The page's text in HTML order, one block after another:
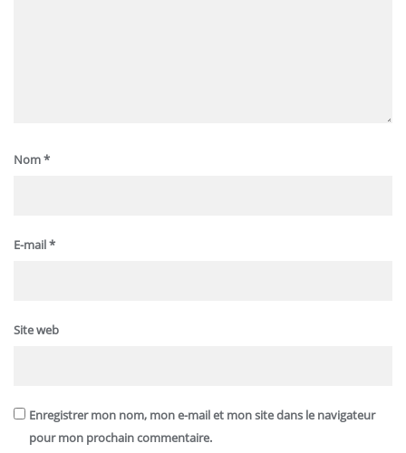
Nom*
E-mail*
Site web
Enregistrer mon nom, mon e-mail et mon site dans le navigateur
pour mon prochain commentaire.